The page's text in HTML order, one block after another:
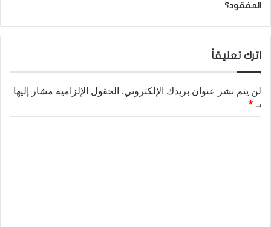
المفقود؟
اترك تعليقاً
لن يتم نشر عنوان بريدك الإلكتروني. الحقول الإلزامية مشار إليها
بـ*